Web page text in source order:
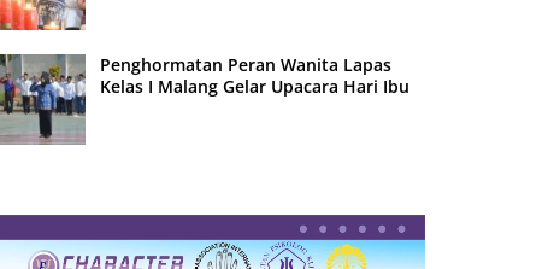
Penghormatan Peran Wanita Lapas
Kelas I Malang Gelar Upacara Hari Ibu